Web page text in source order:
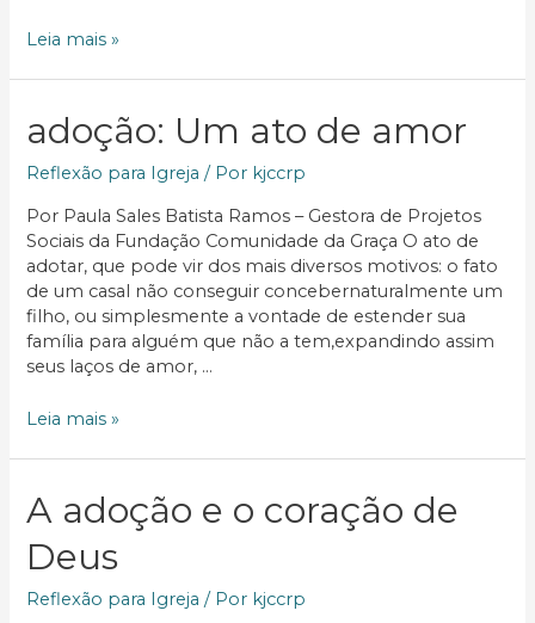
Família
Leia mais »
adoção: Um ato de amor
Reflexão para Igreja / Por kjccrp
Por Paula Sales Batista Ramos – Gestora de Projetos
Sociais da Fundação Comunidade da Graça O ato de
adotar, que pode vir dos mais diversos motivos: o fato
de um casal não conseguir concebernaturalmente um
filho, ou simplesmente a vontade de estender sua
família para alguém que não a tem,expandindo assim
seus laços de amor, …
adoção:
de
amor
Leia mais »
A adoção e o coração de
Deus
Reflexão para Igreja / Por kjccrp